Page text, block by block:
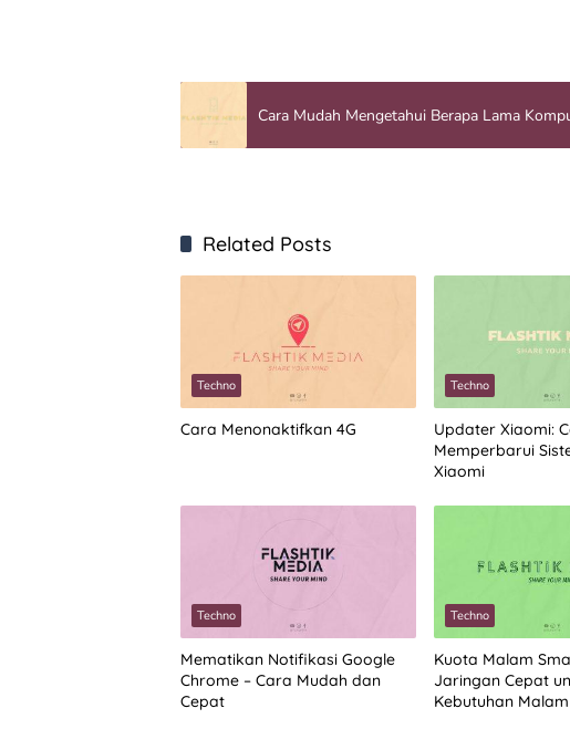
Cara Mudah Mengetahui Berapa Lama
Related Posts
Techno
Cara Menonaktifkan 4G
Techno
Updater Xiaomi:
Memperbarui
Xiaomi
Techno
Mematikan Notifikasi Google
Chrome – Cara Mudah dan
Cepat
Techno
Kuota Malam
Jaringan Cepat
Kebutuhan